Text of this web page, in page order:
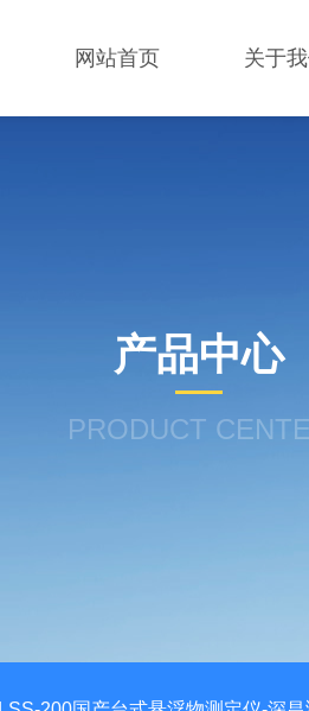
网站首页 关于
产品中心
PRODUCT